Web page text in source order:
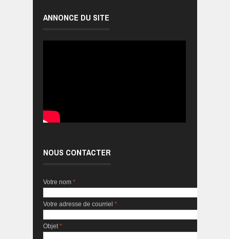
ANNONCE DU SITE
NOUS CONTACTER
Votre nom *
Votre adresse de courriel *
Objet *